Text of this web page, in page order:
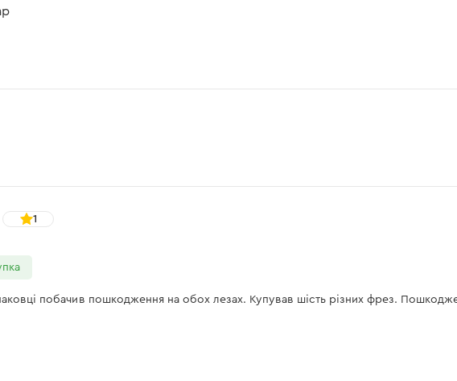
1
побачив пошкодження на обох лезах. Купував шість різних фрез.